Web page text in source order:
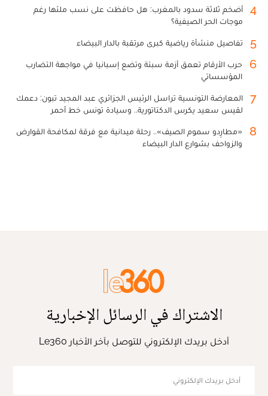
4
أضخم ثلاثة سدود بالمغرب: هل حافظت على نسب ملئها رغم
موجات الحر الصيفية؟
5 تفاصيل منشأة رياضية كبرى مرتقبة بالدار البيضاء
6
حرب الأرقام تعمق أزمة سبتة وتضع إسبانيا في مواجهة التضارب
المؤسساتي
7
المعارضة التونسية تراسل الرئيس الجزائري عبد المجيد تبون: دعمك
لقيس سعيد يكرس الدكتاتورية.. وسيادة تونس خط أحمر
8
«مطارِدو سموم الصيف».. رحلة ميدانية مع فرقة لمكافحة القوارض
والزواحف بشوارع الدار البيضاء
الاشتراك في الرسائل الإخبارية
أدخل بريدك الإلكتروني للتوصل بآخر الأخبار Le360